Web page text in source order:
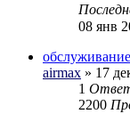
08 янв
airmax » 17
1
2200